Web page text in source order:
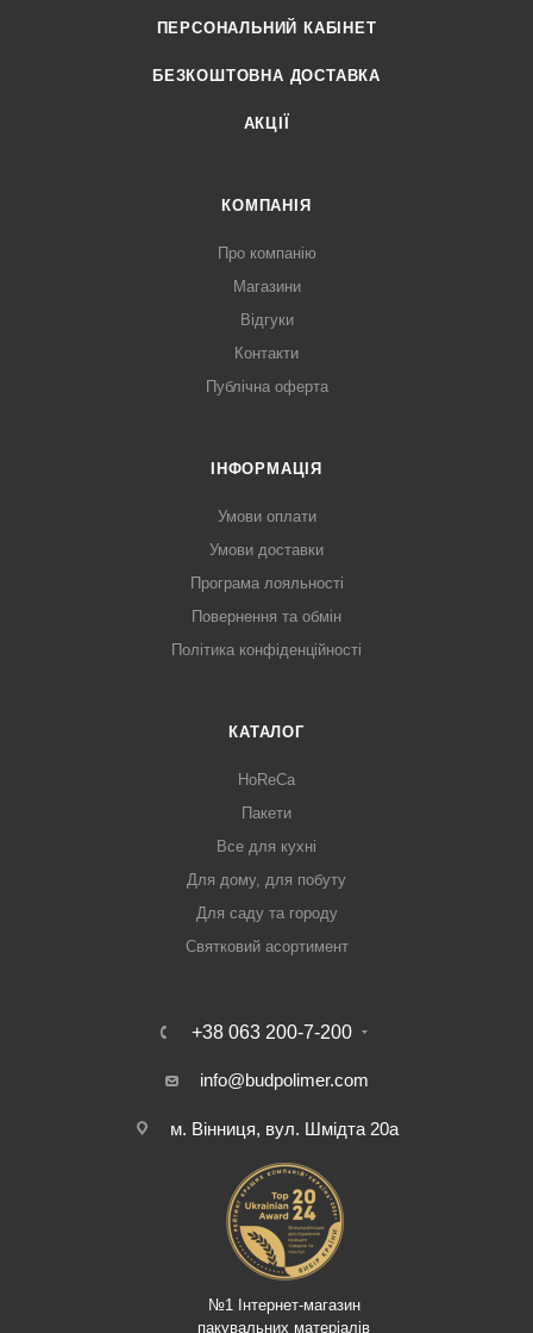
ПЕРСОНАЛЬНИЙ КАБІНЕТ
БЕЗКОШТОВНА ДОСТАВКА
АКЦІЇ
КОМПАНІЯ
Про компанію
Магазини
Відгуки
Контакти
Публічна оферта
ІНФОРМАЦІЯ
Умови оплати
Умови доставки
Програма лояльності
Повернення та обмін
Політика конфіденційності
КАТАЛОГ
HoReCa
Пакети
Все для кухні
Для дому, для побуту
Для саду та городу
Святковий асортимент
+38 063 200-7-200
info@budpolimer.com
м. Вінниця, вул. Шмідта 20а
№1 Інтернет-магазин
пакувальних матеріалів